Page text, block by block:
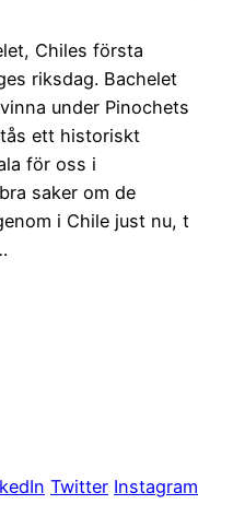
Chiles första
riksdag. Bachelet
under Pinochets
ett historiskt
för oss i
saker om de
i Chile just nu, t
Twitter Instagram